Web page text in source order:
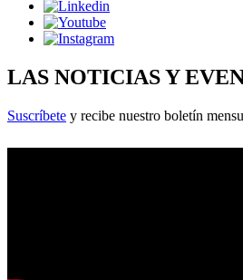
LAS NOTICIAS Y
Suscríbete y recibe nuestro boletín